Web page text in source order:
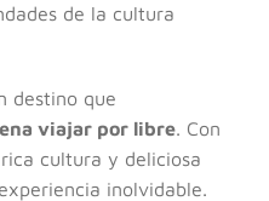
de la cultura
destino que
viajar por libre. Con
cultura y deliciosa
inolvidable.